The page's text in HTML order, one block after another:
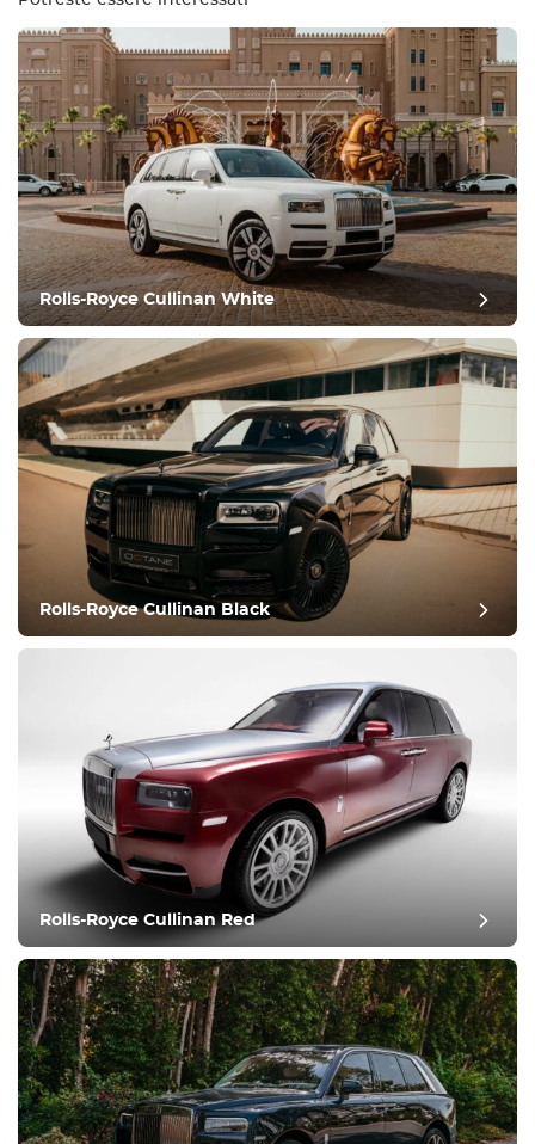
Attrezzatura
Confortevole
Controllo del clima
Guida
Condizione
Rolls-Royce Cullinan White
Rolls-Royce Cullinan Black
Rolls-Royce Cullinan Red